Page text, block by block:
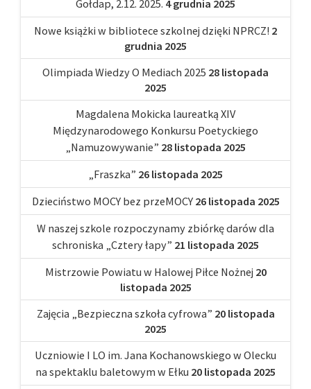
Gołdap, 2.12. 2025. 4 grudnia 2025
Nowe książki w bibliotece szkolnej dzięki NPRCZ! 2
grudnia 2025
Olimpiada Wiedzy O Mediach 2025 28 listopada
2025
Magdalena Mokicka laureatką XIV
Międzynarodowego Konkursu Poetyckiego
„Namuzowywanie” 28 listopada 2025
„Fraszka” 26 listopada 2025
Dzieciństwo MOCY bez przeMOCY 26 listopada 2025
W naszej szkole rozpoczynamy zbiórkę darów dla
schroniska „Cztery łapy” 21 listopada 2025
Mistrzowie Powiatu w Halowej Piłce Nożnej 20
listopada 2025
Zajęcia „Bezpieczna szkoła cyfrowa” 20 listopada
2025
Uczniowie I LO im. Jana Kochanowskiego w Olecku
na spektaklu baletowym w Ełku 20 listopada 2025